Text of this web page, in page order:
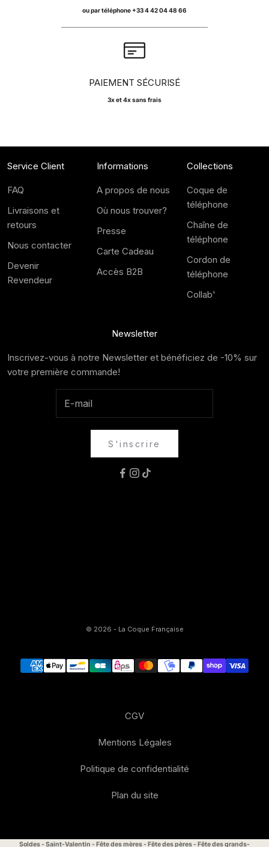
ou par téléphone +33 4 42 04 48 66
PAIEMENT SÉCURISÉ
3x et 4x sans frais
Service Client
FAQ
Livraisons et
retours
Nous contacter
Devenir
Revendeur
Informations
A propos de nous
Où nous trouver?
Presse
Carte Cadeau
Accès B2B
Collections
Coque de
téléphone
Chaîne de
téléphone
Cordon de
téléphone
Collab'
Newsletter
Inscrivez-vous à notre Newsletter et bénéficiez de -10% sur
votre première commande!
S'inscrire
© 2026 - La Coque Française
CGV
Mentions Légales
Politique de confidentialité
Plan du site
Soldes- Saint-Valentin - Fête des mères- Fête des pères- Fête des grands-